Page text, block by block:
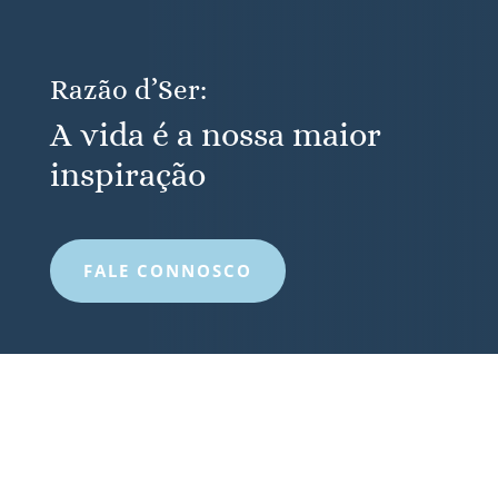
Razão d’Ser:
A vida é a nossa maior
inspiração
FALE CONNOSCO